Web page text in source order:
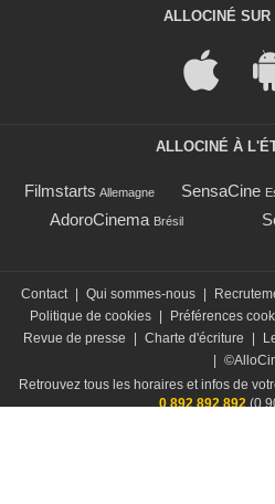
ALLOCINÉ
ALLOCINÉ À
Filmstarts Allemagne SensaCine
AdoroCinema Brésil
Contact Qui sommes-nous
Politique de cookies
Préférences
Revue de presse
Charte d'écriture
Retrouvez tous les horaires et infos de
0 892 892 892